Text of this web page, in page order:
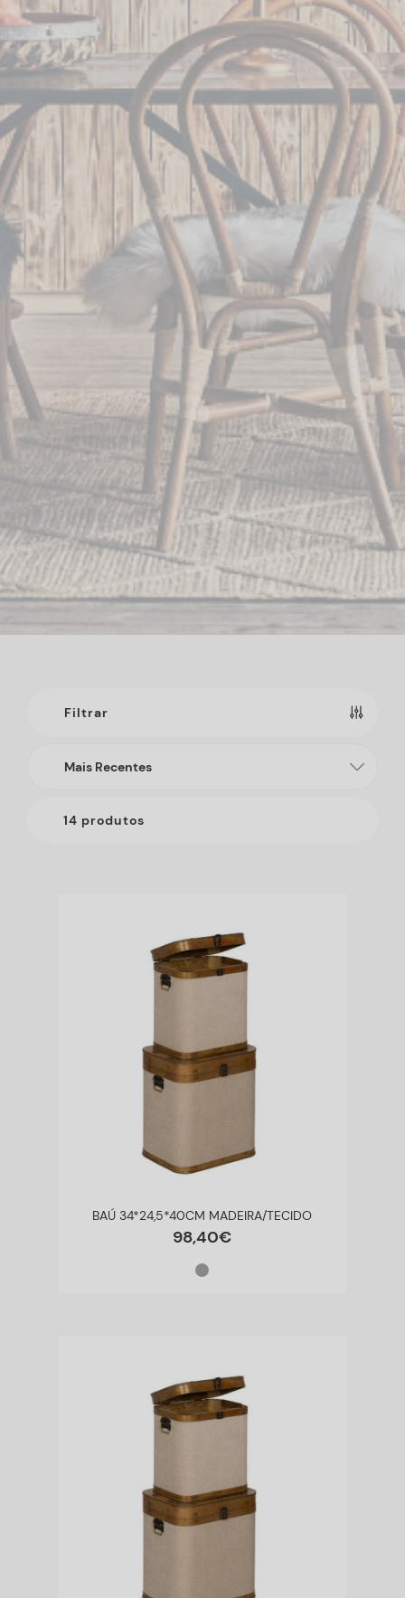
Filtrar
14 produtos
BAÚ 34*24,5*40CM MADEIRA/TECIDO
98,40€